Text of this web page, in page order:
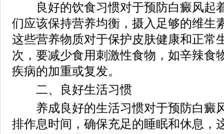
良好的饮食习惯对于预防白癜风起
们应该保持营养均衡，摄入足够的维生
这些营养物质对于保护皮肤健康和正常
次，要减少食用刺激性食物，如辛辣食
疾病的加重或复发。
二、良好生活习惯
养成良好的生活习惯对于预防白癜
排作息时间，确保充足的睡眠和休息，